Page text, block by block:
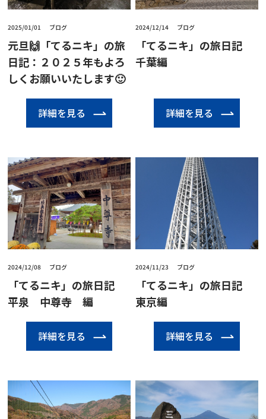
2025/01/01 ブログ
元旦🙌「てるニキ」の旅
日記：２０２５年もよろ
しくお願いいたします🙂
詳細を見る
2024/12/14 ブログ
「てるニキ」の旅日記
千葉編
詳細を見る
2024/12/08 ブログ
「てるニキ」の旅日記
平泉 中尊寺 編
詳細を見る
2024/11/23 ブログ
「てるニキ」の旅日記
東京編
詳細を見る